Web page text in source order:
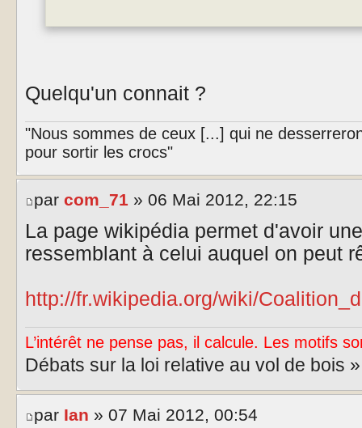
Quelqu'un connait ?
"Nous sommes de ceux [...] qui ne
pour sortir les crocs"
par com_71 » 06 Mai 2012, 22:15
La page wikipédia permet d'avoir
ressemblant à celui auquel on peut
http://fr.wikipedia.org/wiki/
L’intérêt ne pense pas, il calcule. Les motifs
Débats sur la loi relative au vol de bois
par Ian » 07 Mai 2012, 00:54